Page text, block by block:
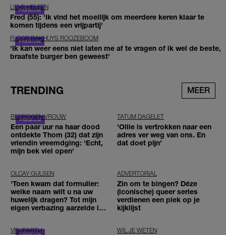
LIEVE HELEEN
Fred (55): 'Ik vind het moeilijk om meerdere keren klaar te
komen tijdens een vrijpartij'
FLOOR BAKHUYS ROOZEBOOM
'Ik kan weer eens niet laten me af te vragen of ik wel de beste,
braafste burger ben geweest'
TRENDING MEER
BEDROGEN VROUW
Een paar uur na haar dood
ontdekte Thom (32) dat zijn
vriendin vreemdging: 'Echt,
mijn bek viel open'
TATUM DAGELET
'Ollie is vertrokken naar een
adres ver weg van ons. En
dat doet pijn’
OLCAY GULSEN
'Toen kwam dat formulier:
welke naam wilt u na uw
huwelijk dragen? Tot mijn
eigen verbazing aarzelde ik
ADVERTORIAL
Zin om te bingen? Déze
(iconische) queer series
verdienen een plek op je
kijklijst
VRIJPARTIJ WIL JE WETEN